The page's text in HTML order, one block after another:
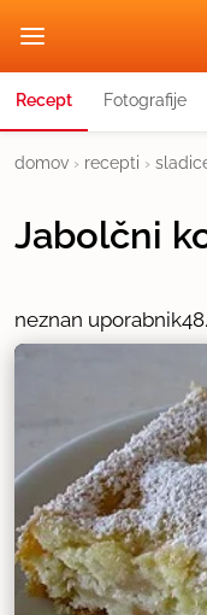
Recept Fotografije
domov › recepti ›
Jabolčni
neznan uporabnik